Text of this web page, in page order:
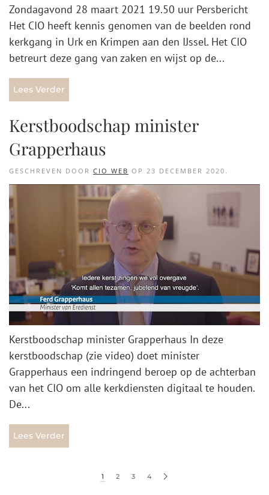
Zondagavond 28 maart 2021 19.50 uur Persbericht
Het CIO heeft kennis genomen van de beelden rond
kerkgang in Urk en Krimpen aan den IJssel. Het CIO
betreurt deze gang van zaken en wijst op de...
Lees Verder
Kerstboodschap minister
Grapperhaus
GESCHREVEN DOOR CIO WEB OP 23 DECEMBER 2020 .
Kerstboodschap minister Grapperhaus In deze
kerstboodschap (zie video) doet minister
Grapperhaus een indringend beroep op de achterban
van het CIO om alle kerkdiensten digitaal te houden.
De...
Lees Verder
1 2 3 4